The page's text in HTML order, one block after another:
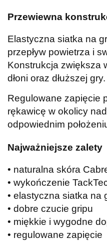
Przewiewna
Elastyczna siatka na
przepływ powietrza i
Konstrukcja zwiększa
dłoni oraz dłuższej gry.
Regulowane zapięcie
rękawicę w okolicy
odpowiednim
Najważniejsze zalety
• naturalna skóra
• wykończenie
• elastyczna siatka na
• dobre czucie gripu
• miękkie i wygodne
• regulowane zapięcie